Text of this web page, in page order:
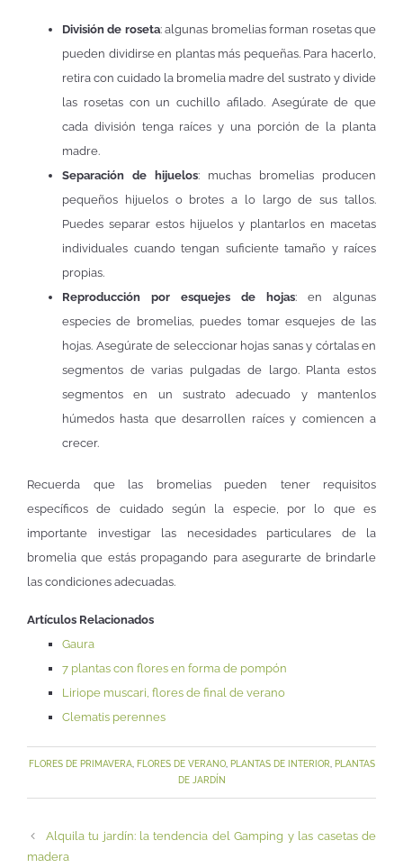
División de roseta: algunas bromelias forman rosetas que
pueden dividirse en plantas más pequeñas. Para hacerlo,
retira con cuidado la bromelia madre del sustrato y divide
las rosetas con un cuchillo afilado. Asegúrate de que
cada división tenga raíces y una porción de la planta
madre.
Separación de hijuelos: muchas bromelias producen
pequeños hijuelos o brotes a lo largo de sus tallos.
Puedes separar estos hijuelos y plantarlos en macetas
individuales cuando tengan suficiente tamaño y raíces
propias.
Reproducción por esquejes de hojas: en algunas
especies de bromelias, puedes tomar esquejes de las
hojas. Asegúrate de seleccionar hojas sanas y córtalas en
segmentos de varias pulgadas de largo. Planta estos
segmentos en un sustrato adecuado y mantenlos
húmedos hasta que desarrollen raíces y comiencen a
crecer.
Recuerda que las bromelias pueden tener requisitos
específicos de cuidado según la especie, por lo que es
importante investigar las necesidades particulares de la
bromelia que estás propagando para asegurarte de brindarle
las condiciones adecuadas.
Artículos Relacionados
Gaura
7 plantas con flores en forma de pompón
Liriope muscari, flores de final de verano
Clematis perennes
FLORES DE PRIMAVERA, FLORES DE VERANO, PLANTAS DE INTERIOR, PLANTAS
DE JARDÍN
Alquila tu jardín: la tendencia del Gamping y las casetas de
madera